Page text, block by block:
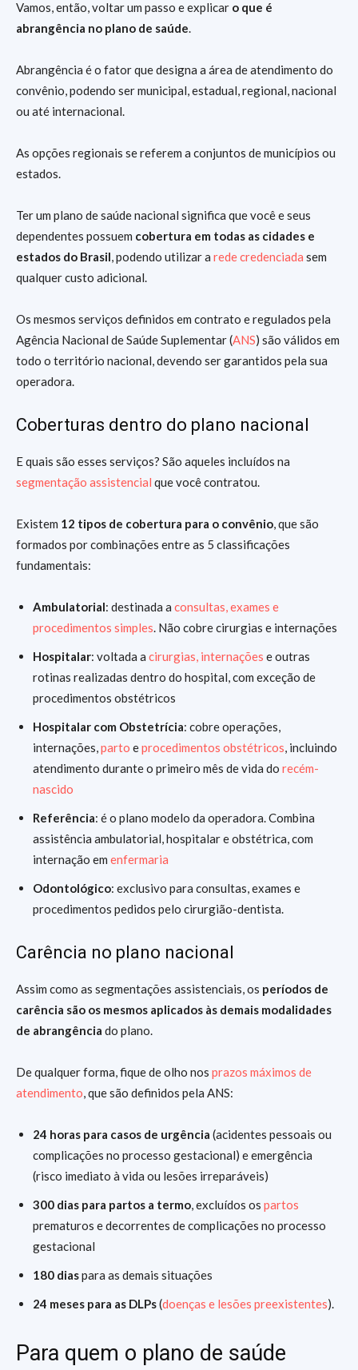
Vamos, então, voltar um passo e explicar o que é
abrangência no plano de saúde.
Abrangência é o fator que designa a área de atendimento do
convênio, podendo ser municipal, estadual, regional, nacional
ou até internacional.
As opções regionais se referem a conjuntos de municípios ou
estados.
Ter um plano de saúde nacional significa que você e seus
dependentes possuem cobertura em todas as cidades e
estados do Brasil, podendo utilizar a rede credenciada sem
qualquer custo adicional.
Os mesmos serviços definidos em contrato e regulados pela
Agência Nacional de Saúde Suplementar (ANS) são válidos em
todo o território nacional, devendo ser garantidos pela sua
operadora.
Coberturas dentro do plano nacional
E quais são esses serviços? São aqueles incluídos na
segmentação assistencial que você contratou.
Existem 12 tipos de cobertura para o convênio, que são
formados por combinações entre as 5 classificações
fundamentais:
Ambulatorial: destinada a consultas, exames e
procedimentos simples. Não cobre cirurgias e internações
Hospitalar: voltada a cirurgias, internações e outras
rotinas realizadas dentro do hospital, com exceção de
procedimentos obstétricos
Hospitalar com Obstetrícia: cobre operações,
internações,parto eprocedimentos obstétricos, incluindo
atendimento durante o primeiro mês de vida do recém-
nascido
Referência: é o plano modelo da operadora. Combina
assistência ambulatorial, hospitalar e obstétrica, com
internação em enfermaria
Odontológico: exclusivo para consultas, exames e
procedimentos pedidos pelo cirurgião-dentista.
Carência no plano nacional
Assim como as segmentações assistenciais, os períodos de
carência são os mesmos aplicados às demais modalidades
de abrangência do plano.
De qualquer forma, fique de olho nos prazos máximos de
atendimento, que são definidos pela ANS:
24 horas para casos de urgência (acidentes pessoais ou
complicações no processo gestacional) e emergência
(risco imediato à vida ou lesões irreparáveis)
300 dias para partos a termo, excluídos os partos
prematuros e decorrentes de complicações no processo
gestacional
180 diaspara as demais situações
24 meses para as DLPs(doenças e lesões preexistentes).
Para quem o plano de saúde